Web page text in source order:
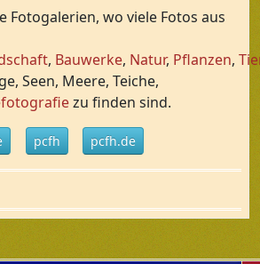
Fotogalerien, wo viele Fotos aus
, Bauwerke, Natur, Pflanzen,
Seen, Meere, Teiche,
zu finden sind.
pcfh pcfh.de
AGB / Forumregel